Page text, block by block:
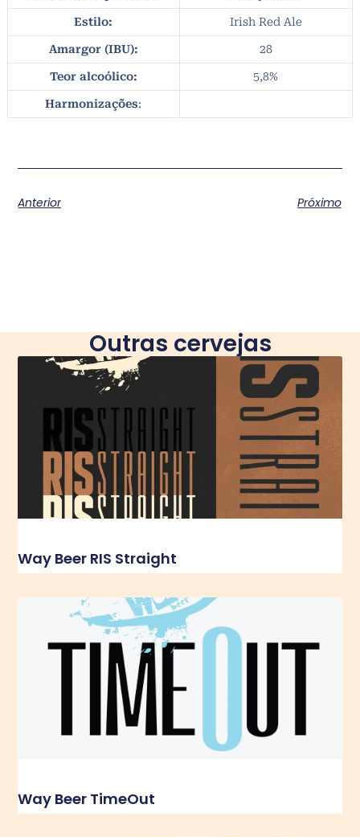
Estilo: Irish Red Ale
Amargor (IBU): 28
Teor alcoólico: 5,8%
Harmonizações:
Anterior Próximo
Outras cervejas
Way Beer RIS Straight
Way Beer TimeOut